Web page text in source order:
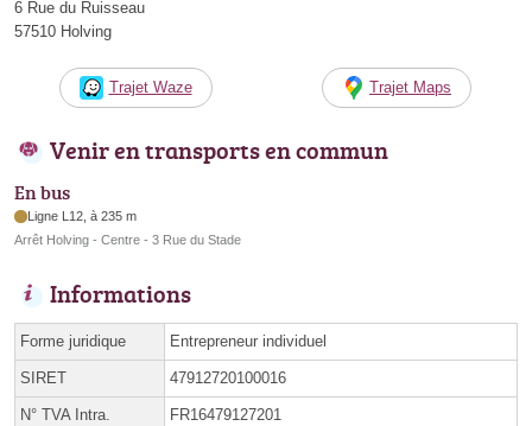
6 Rue du Ruisseau
57510 Holving
Trajet Waze Trajet Maps
Venir en transports en commun
En bus
Ligne L12, à 235 m
Arrêt Holving - Centre - 3 Rue du Stade
Informations
Forme juridique Entrepreneur individuel
SIRET 47912720100016
N° TVA Intra. FR16479127201